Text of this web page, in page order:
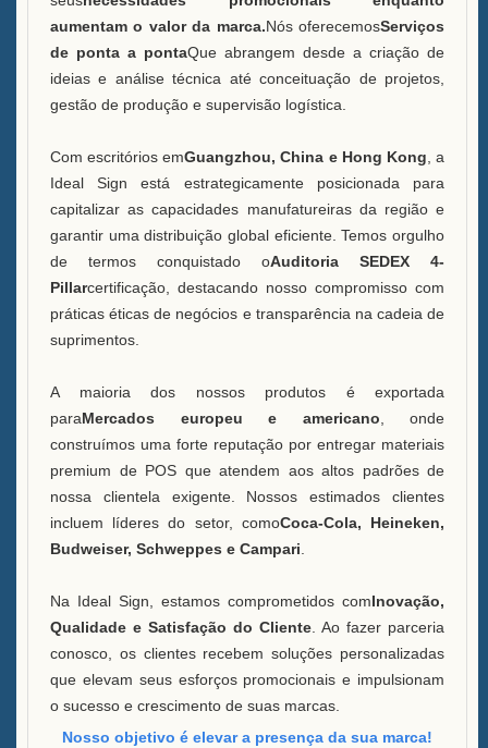
aumentam o valor da marca.Nós oferecemosServiços
de ponta a pontaQue abrangem desde a criação de
ideias e análise técnica até conceituação de projetos,
gestão de produção e supervisão logística.
Com escritórios emGuangzhou, China e Hong Kong , a
Ideal Sign está estrategicamente posicionada para
capitalizar as capacidades manufatureiras da região e
garantir uma distribuição global eficiente. Temos orgulho
de termos conquistado oAuditoria SEDEX 4-
Pillarcertificação, destacando nosso compromisso com
práticas éticas de negócios e transparência na cadeia de
suprimentos.
A maioria dos nossos produtos é exportada
paraMercados europeu e americano , onde
construímos uma forte reputação por entregar materiais
premium de POS que atendem aos altos padrões de
nossa clientela exigente. Nossos estimados clientes
incluem líderes do setor, comoCoca-Cola, Heineken,
Budweiser, Schweppes e Campari
Na Ideal Sign, estamos comprometidos comInovação,
Qualidade e Satisfação do Cliente . Ao fazer parceria
conosco, os clientes recebem soluções personalizadas
que elevam seus esforços promocionais e impulsionam
o sucesso e crescimento de suas marcas.
Nosso objetivo é elevar a presença da sua marca!